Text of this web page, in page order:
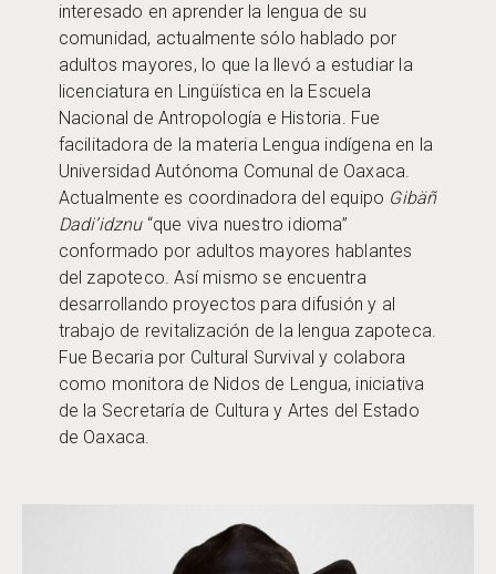
interesado en aprender la lengua de su
comunidad, actualmente sólo hablado por
adultos mayores, lo que la llevó a estudiar la
licenciatura en Lingüística en la Escuela
Nacional de Antropología e Historia. Fue
facilitadora de la materia Lengua indígena en la
Universidad Autónoma Comunal de Oaxaca.
Actualmente es coordinadora del equipo Gibäñ
Dadi’idznu“que viva nuestro idioma”
conformado por adultos mayores hablantes
del zapoteco. Así mismo se encuentra
desarrollando proyectos para difusión y al
trabajo de revitalización de la lengua zapoteca.
Fue Becaria por Cultural Survival y colabora
como monitora de Nidos de Lengua, iniciativa
de la Secretaría de Cultura y Artes del Estado
de Oaxaca.